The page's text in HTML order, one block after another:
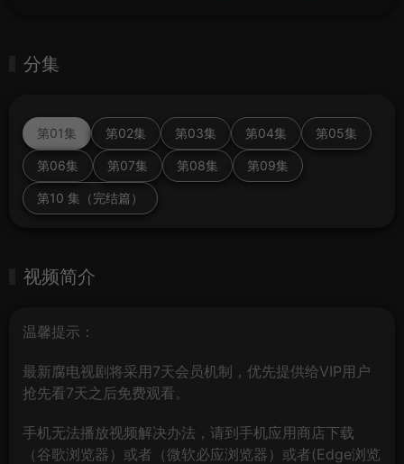
分集
第01集 第02集 第03集 第04集 第05集
第06集 第07集 第08集 第09集
第10 集（完结篇）
视频简介
温馨提示：
最新腐电视剧将采用7天会员机制，优先提供给VIP用户
抢先看7天之后免费观看。
手机无法播放视频解决办法，请到手机应用商店下载
（谷歌浏览器）或者（微软必应浏览器）或者(Edge浏览